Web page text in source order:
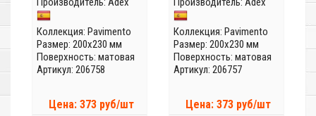
Коллекция: Pavimento
Размер: 200x230 мм
Поверхность: матовая
Артикул: 206758
Цена: 373 руб/шт
Коллекция: Pavimento
Размер: 200x230 мм
Поверхность: матовая
Артикул: 206757
Цена: 373 руб/шт